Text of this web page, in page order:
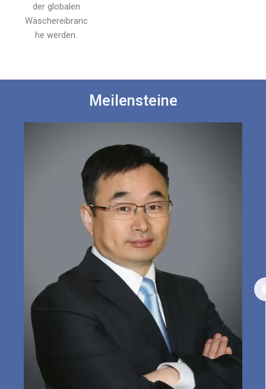
der globalen
Wäschereibranc
he werden.
Meilensteine